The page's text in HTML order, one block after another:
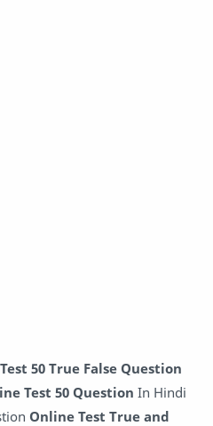
50 True False Question
Test 50 Question In Hindi
Online Test True and